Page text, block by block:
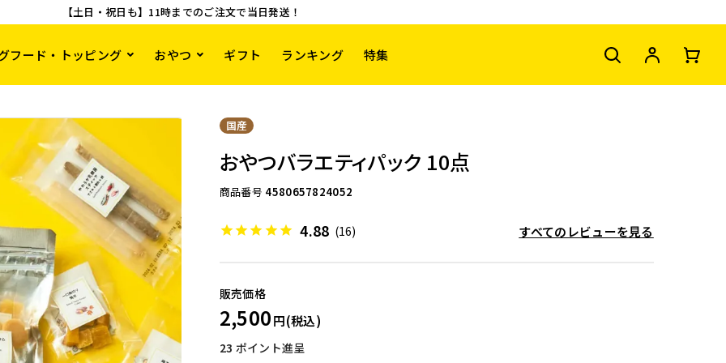
【土日・祝日も】11時までのご注文で当日発送！
フード・トッピング おやつ ギフト ランキング 特集
国産
おやつバラエティパック 10点
商品番号 4580657824052
4.88 (16) すべてのレビューを見る
2,500
23 ポイント進呈